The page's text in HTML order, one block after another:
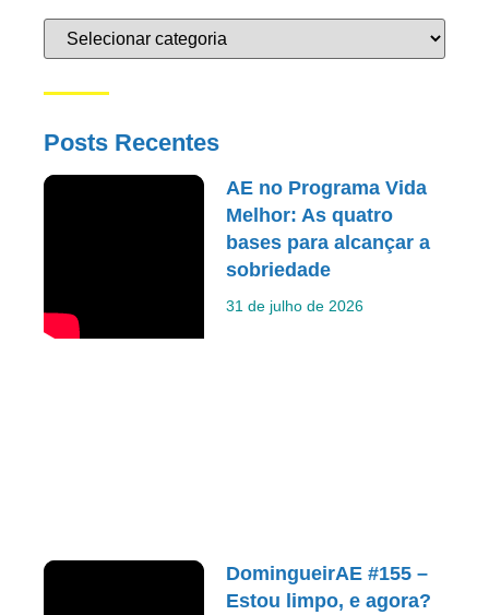
Posts Recentes
AE no Programa Vida
Melhor: As quatro
bases para alcançar a
sobriedade
31 de julho de 2026
DomingueirAE #155 –
Estou limpo, e agora?